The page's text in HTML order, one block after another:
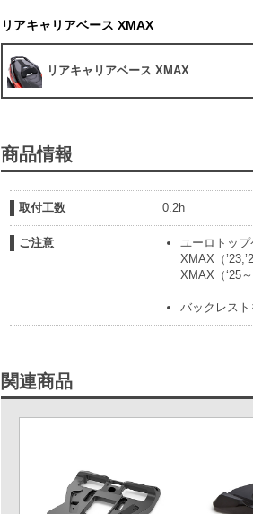
リアキャリアベース XMAX
リアキャリアベース XMAX
商品情報
取付工数 0.2h
ご注意
ユーロトップ
XMAX（
XMAX（‘25
バックレスト
関連商品